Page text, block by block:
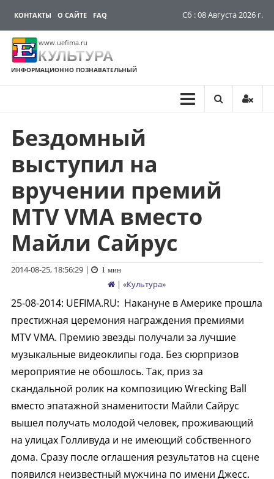
КОНТАКТЫ О САЙТЕ FAQ Сб : 08 Августа 2026 г.
www.uefima.ru
КУЛЬТУРА
ИНФОРМАЦИОННО ПОЗНАВАТЕЛЬНЫЙ
Перейти
содержимому
Бездомный
выступил на
вручении премий
MTV VMA вместо
Майли Сайрус
2014-08-25, 18:56:29| 1 мин
| «Культура»
25-08-2014: UEFIMA.RU: Накануне в Америке прошла
престижная церемония награждения премиями
MTV VMA. Премию звезды получали за лучшие
музыкальные видеоклипы года. Без сюрпризов
мероприятие не обошлось. Так, приз за
скандальной ролик на композицию Wrecking Ball
вместо эпатажной знаменитости Майли Сайрус
вышел получать молодой человек, проживающий
на улицах Голливуда и не имеющий собственного
дома. Сразу после оглашения результатов на сцене
появился неизвестный мужчина по имени Джесс.